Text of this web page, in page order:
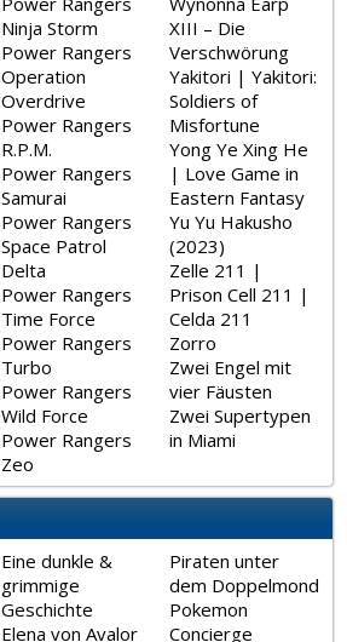
Ninja Storm
Power Rangers
Operation
Overdrive
Power Rangers
R.P.M.
Power Rangers
Samurai
Power Rangers
Space Patrol
Delta
Power Rangers
Time Force
Power Rangers
Turbo
Power Rangers
Wild Force
Power Rangers
Zeo
XIII – Die
Verschwörung
Yakitori | Yakitori:
Soldiers of
Misfortune
Yong Ye Xing He
| Love Game in
Eastern Fantasy
Yu Yu Hakusho
(2023)
Zelle 211 |
Prison Cell 211 |
Celda 211
Zorro
Zwei Engel mit
vier Fäusten
Zwei Supertypen
in Miami
Eine dunkle &
grimmige
Geschichte
Elena von Avalor
Piraten unter
dem Doppelmond
Pokemon
Concierge